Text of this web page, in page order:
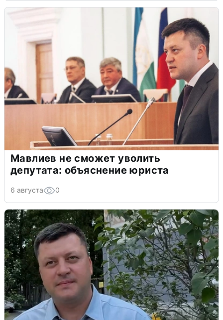
Мавлиев не сможет уволить
депутата: объяснение юриста
6 августа 0